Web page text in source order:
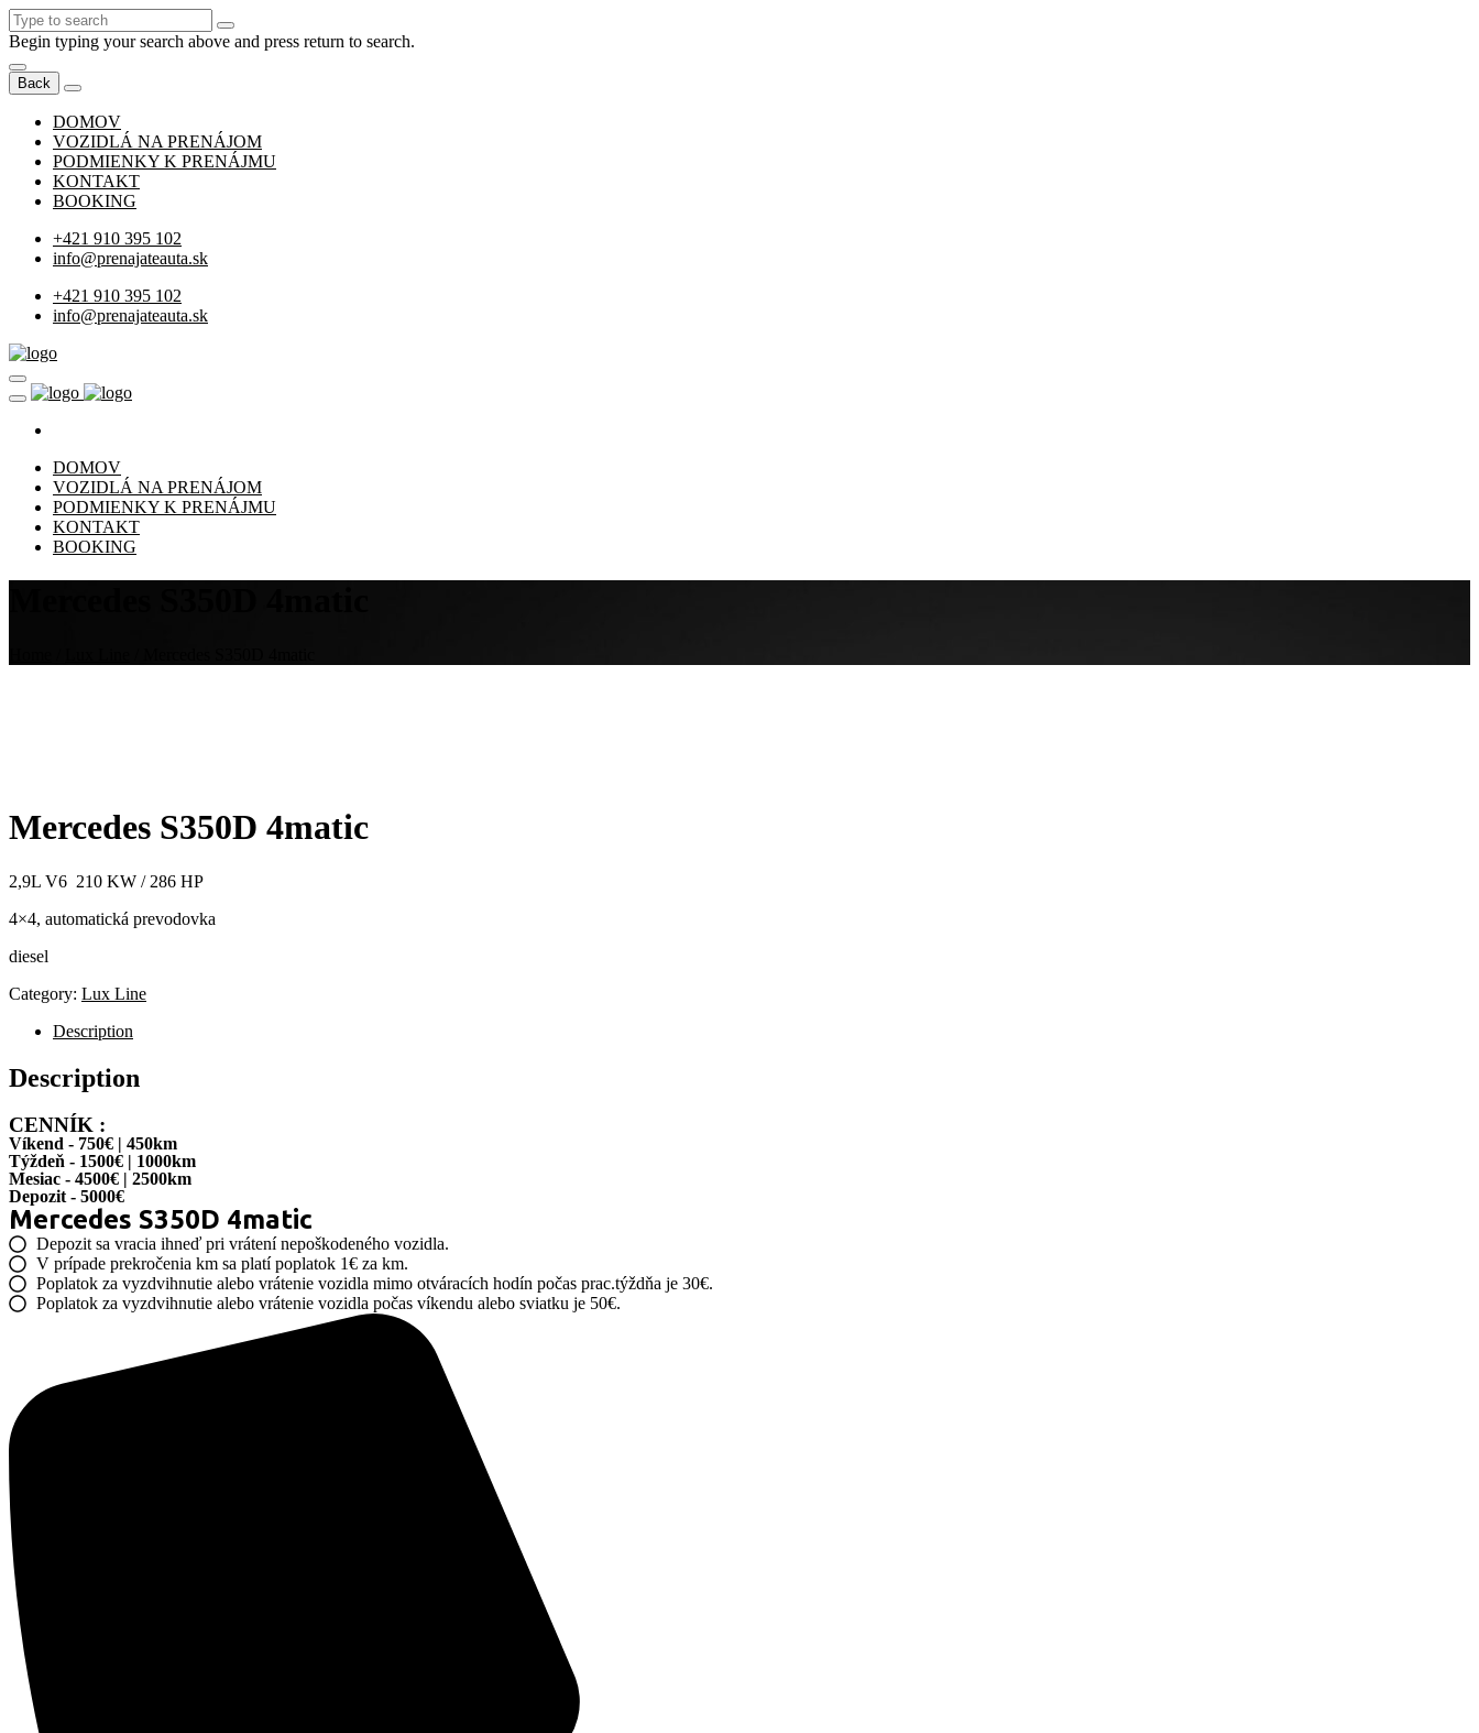
Begin typing your search above and press return to search.
Back
DOMOV
VOZIDLÁ NA PRENÁJOM
PODMIENKY K PRENÁJMU
KONTAKT
BOOKING
+421 910 395 102
info@prenajateauta.sk
+421 910 395 102
info@prenajateauta.sk
DOMOV
VOZIDLÁ NA PRENÁJOM
PODMIENKY K PRENÁJMU
KONTAKT
BOOKING
Mercedes S350D 4matic
2,9L V6 210 KW / 286 HP
4×4, automatická prevodovka
diesel
Category: Lux Line
Description
Description
CENNÍK :
Víkend - 750€ | 450km
Týždeň - 1500€ | 1000km
Mesiac - 4500€ | 2500km
Depozit - 5000€
Mercedes S350D 4matic
Depozit sa vracia ihneď pri vrátení nepoškodeného vozidla.
V prípade prekročenia km sa platí poplatok 1€ za km.
Poplatok za vyzdvihnutie alebo vrátenie vozidla mimo otváracích hodín počas prac.týždňa je 30€.
Poplatok za vyzdvihnutie alebo vrátenie vozidla počas víkendu alebo sviatku je 50€.